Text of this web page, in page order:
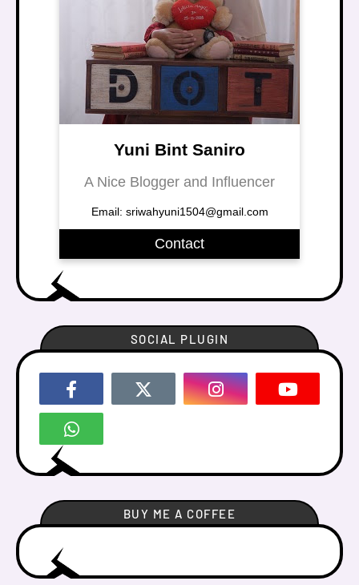
Yuni Bint Saniro
A Nice Blogger and Influencer
Email: sriwahyuni1504@gmail.com
Contact
SOCIAL PLUGIN
BUY ME A COFFEE